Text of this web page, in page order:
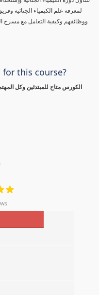
لمعرفة علم الكيمياء الجنائية
ووظائفهم وكيفية التعامل مع مسرح
this course?
الكورس متاح للمبتدئين وكل